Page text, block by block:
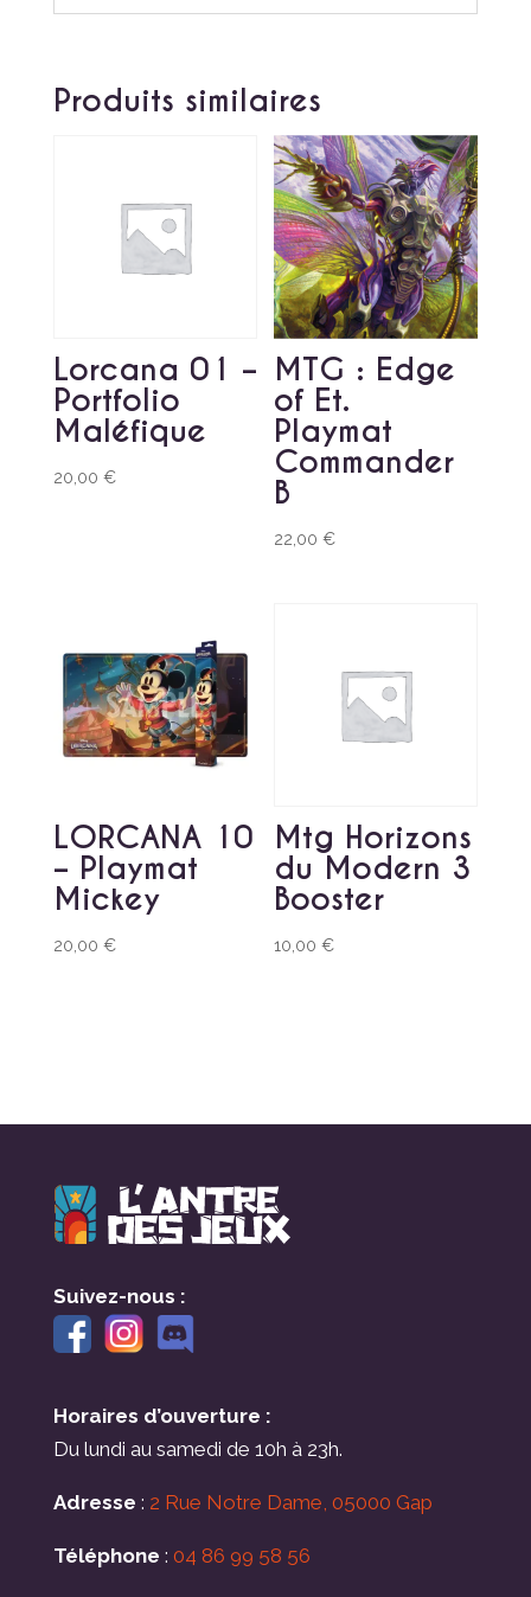
Produits similaires
Lorcana 01 –
Portfolio
Maléfique
20,00 €
MTG : Edge
of Et.
Playmat
Commander
B
22,00€
LORCANA 10
– Playmat
Mickey
20,00 €
Mtg Horizons
du Modern 3
Booster
10,00€
Suivez-nous :
Horaires d’ouverture :
Du lundi au samedi de 10h à 23h.
Adresse : 2 Rue Notre Dame, 05000 Gap
Téléphone : 04 86 99 58 56